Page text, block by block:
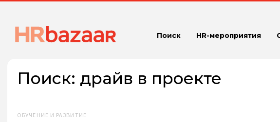
Поиск HR-мероприятия
Поиск: драйв в проекте
ОБУЧЕНИЕ И РАЗВИТИЕ